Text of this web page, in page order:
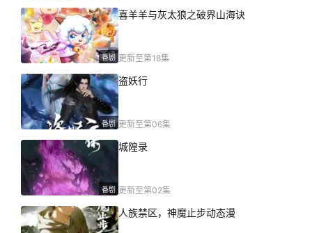
番剧
喜羊羊与灰太狼之破界山海诀
更新至第18集
番剧
盗妖行
更新至第06集
番剧
城隍录
更新至第02集
人族禁区，神魔止步动态漫